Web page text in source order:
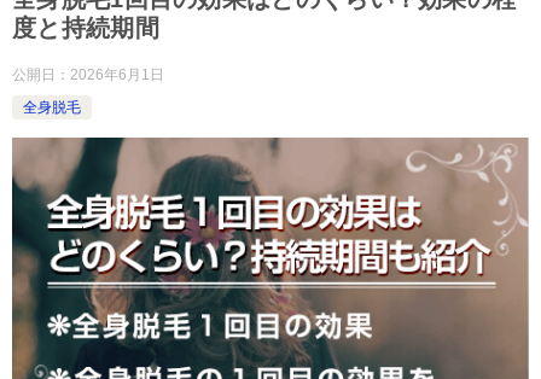
度と持続期間
公開日： 2026年6月1日
全身脱毛